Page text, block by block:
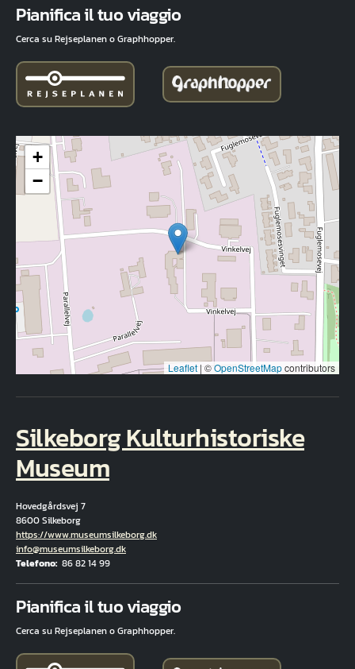
Pianifica il tuo viaggio
Cerca su Rejseplanen o Graphhopper.
+
−
Leaflet | ©OpenStreetMapcontributors
Silkeborg Kulturhistoriske
Museum
Hovedgårdsvej 7
8600 Silkeborg
Hjemmeside
https://www.museumsilkeborg.dk
E-mail
info@museumsilkeborg.dk
Telefono 86 82 14 99
Pianifica il tuo viaggio
Cerca su Rejseplanen o Graphhopper.